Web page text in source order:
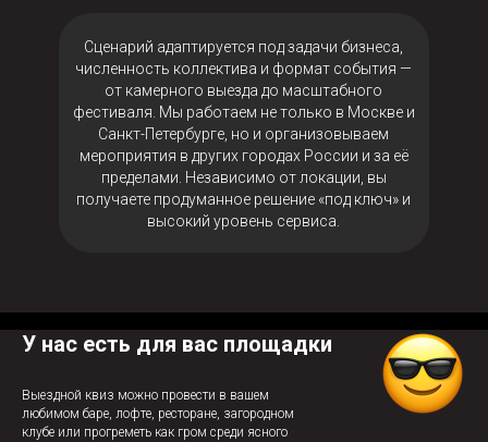
Сценарий адаптируется под задачи бизнеса,
численность коллектива и формат события —
от камерного выезда до масштабного
фестиваля. Мы работаем не только в Москве и
Санкт-Петербурге, но и организовываем
мероприятия в других городах России и за её
пределами. Независимо от локации, вы
получаете продуманное решение «под ключ» и
высокий уровень сервиса.
У нас есть для вас площадки
Выездной квиз можно провести в вашем
любимом баре, лофте, ресторане, загородном
клубе или прогреметь как гром среди ясного